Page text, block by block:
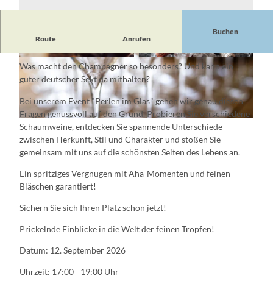
© Eric Gartenschläger
© Eric Gartenschläger © Eric Gartenschläger
Route Anrufen
Buchen
Aperitif-Erlebnis mit Champagner, Sekt & Co
Was macht den Champagner so besonders? Und kann ein
guter deutscher Sekt da mithalten?
Bei unserem Event "Perlen im Glas" gehen wir genau diesen
Fragen genussvoll auf den Grund. Probieren Sie verschiedene
Schaumweine, entdecken Sie spannende Unterschiede
zwischen Herkunft, Stil und Charakter und stoßen Sie
gemeinsam mit uns auf die schönsten Seiten des Lebens an.
Ein spritziges Vergnügen mit Aha-Momenten und feinen
Bläschen garantiert!
Sichern Sie sich Ihren Platz schon jetzt!
Prickelnde Einblicke in die Welt der feinen Tropfen!
Datum: 12. September 2026
Uhrzeit: 17:00 - 19:00 Uhr